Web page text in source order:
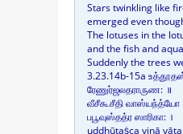
Stars twinkling like
emerged even
The lotuses in the
and the fish and
Suddenly the trees
3.23.14b-15a
ரேணுர்ஜலதராருண: ॥
வீசீகூசீதி வாஸ்யந்த்யோ
பபூவுஸ்தத்ர ஸாரிகா: ।
uddhūtaṡca vinā